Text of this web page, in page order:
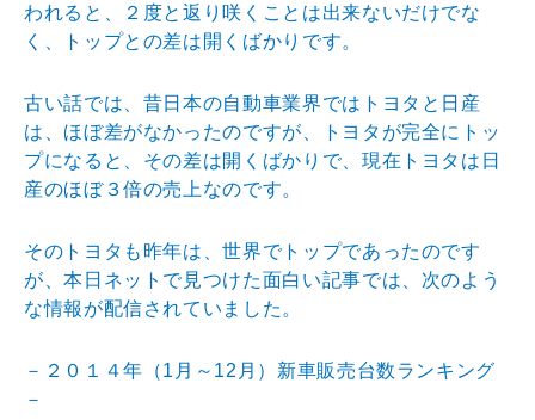
われると、２度と返り咲くことは出来ないだけでな
く、トップとの差は開く ばかりです。
古い話では、昔日本の自動車業界ではトヨタと日産
は、ほぼ差がなかったのですが、トヨタが完全にトッ
プになると
、その差は開くばかりで、現在トヨタは日
産のほぼ３倍の売上なのです。
そのトヨタも昨年は、世界でトップであったのです
が、本 日ネットで見つけた面白い記事では、次のよう
な情報が配信されていました。
－２０１４年（1月～12月）新車販売台数ランキング
－